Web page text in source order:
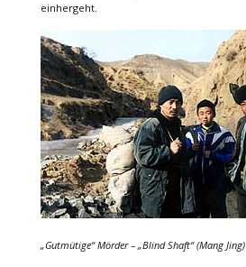
einhergeht.
„Gutmütige“ Mörder – „Blind Shaft“ (Mang Jing)